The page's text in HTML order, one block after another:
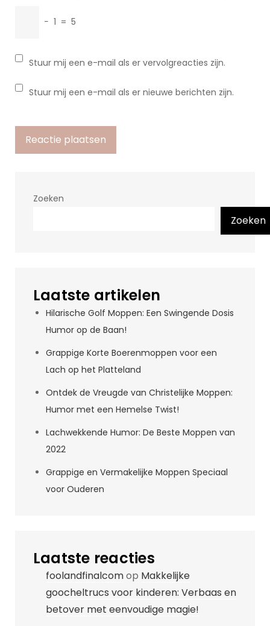
− 1 = 5
Stuur mij een e-mail als er vervolgreacties zijn.
Stuur mij een e-mail als er nieuwe berichten zijn.
Zoeken
Zoeken
Laatste artikelen
Hilarische Golf Moppen: Een Swingende Dosis
Humor op de Baan!
Grappige Korte Boerenmoppen voor een
Lach op het Platteland
Ontdek de Vreugde van Christelijke Moppen:
Humor met een Hemelse Twist!
Lachwekkende Humor: De Beste Moppen van
2022
Grappige en Vermakelijke Moppen Speciaal
voor Ouderen
Laatste reacties
foolandfinalcomop Makkelijke
goocheltrucs voor kinderen: Verbaas en
betover met eenvoudige magie!